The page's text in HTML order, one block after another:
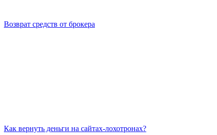
Возврат средств от брокера
Как вернуть деньги на сайтах-лохотронах?